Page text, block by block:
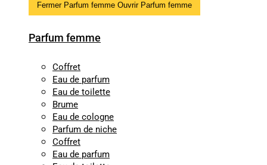
Fermer Parfum femme Ouvrir Parfum femme
Parfum femme
Coffret
Eau de parfum
Eau de toilette
Brume
Eau de cologne
Parfum de niche
Coffret
Eau de parfum